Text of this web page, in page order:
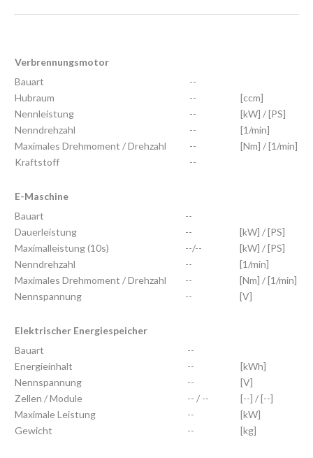
Verbrennungsmotor
Bauart
--
Hubraum
--
[ccm]
Nennleistung
--
[kW] / [PS]
Nenndrehzahl
--
[1/min]
Maximales Drehmoment / Drehzahl
--
[Nm] / [1/min]
Kraftstoff
--
E-Maschine
Bauart
--
Dauerleistung
--
[kW] / [PS]
Maximalleistung (10s)
--/--
[kW] / [PS]
Nenndrehzahl
--
[1/min]
Maximales Drehmoment / Drehzahl
--
[Nm] / [1/min]
Nennspannung
-- [V]
Elektrischer Energiespeicher
Bauart
--
Energieinhalt
--
[kWh]
Nennspannung
--
[V]
Zellen / Module
-- / --
[--] / [--]
Maximale Leistung
--
[kW]
Gewicht
-- [kg]